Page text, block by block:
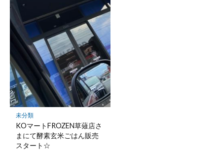
未分類
KOマートFROZEN草薙店さ
まにて酵素玄米ごはん販売
スタート☆